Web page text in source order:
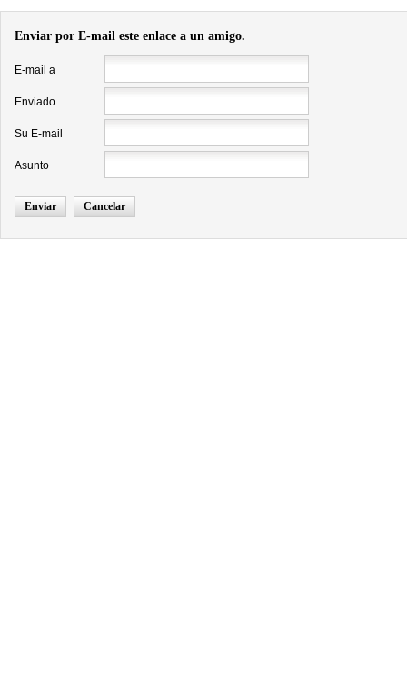
Enviar por E-mail este enlace a un amigo.
E-mail a
Enviado
Su E-mail
Asunto
Enviar Cancelar